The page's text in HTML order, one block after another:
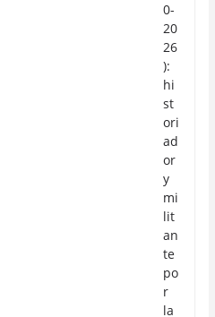
0-
20
26
):
hi
st
ori
ad
or
y
mi
lit
an
te
po
r
la